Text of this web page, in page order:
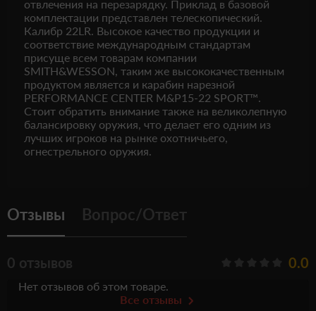
отвлечения на перезарядку. Приклад в базовой
комплектации представлен телескопический.
Калибр 22LR. Высокое качество продукции и
соответствие международным стандартам
присуще всем товарам компании
SMITH&WESSON, таким же высококачественным
продуктом является и карабин нарезной
PERFORMANCE CENTER M&P15-22 SPORT™.
Стоит обратить внимание также на великолепную
балансировку оружия, что делает его одним из
лучших игроков на рынке охотничьего,
огнестрельного оружия.
Отзывы Вопрос/Ответ
0 отзывов 0.0
Нет отзывов об этом товаре.
Все отзывы